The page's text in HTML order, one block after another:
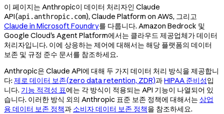
이 페이지는 Anthropic이 데이터 처리자인 Claude
API(api.anthropic.com), Claude Platform on AWS, 그리고
Claude in Microsoft Foundry를 다룹니다. Amazon Bedrock 및
Google Cloud's Agent Platform에서는 클라우드 제공업체가 데이터
처리자입니다. 이에 상응하는 제어에 대해서는 해당 플랫폼의 데이터
보존 및 규정 준수 문서를 참조하세요.
Anthropic은 Claude API에 대해 두 가지 데이터 처리 방식을 제공합니
다: 제로 데이터 보존(zero data retention, ZDR)과HIPAA 준비성입
니다. 기능 적격성 표에는 각 방식이 적용되는 API 기능이 나열되어 있
습니다. 이러한 방식 외의 Anthropic 표준 보존 정책에 대해서는 상업
용 데이터 보존 정책과 소비자 데이터 보존 정책을 참조하세요.